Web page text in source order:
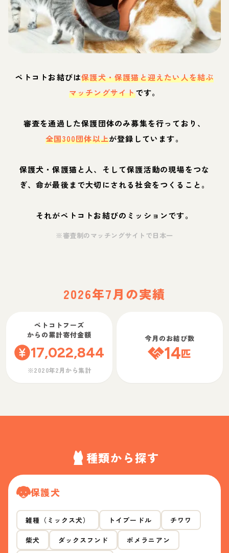
ペトコトお結びは保護犬・保護猫と迎えたい人を結ぶ
マッチングサイトです。
審査を通過した保護団体のみ募集を行っており、
全国300団体以上が登録しています。
保護犬・保護猫と人、そして保護活動の現場をつな
ぎ、命が最後まで大切にされる社会をつくること。
それがペトコトお結びのミッションです。
※審査制のマッチングサイトで日本一
2026年7月の実績
ペトコトフーズ
からの累計寄付金額
17,022,844
※2020年2月から集計
今月のお結び数
14匹
種類から探す
保護犬
雑種（ミックス犬） トイプードル チワワ
柴犬 ダックスフンド ポメラニアン